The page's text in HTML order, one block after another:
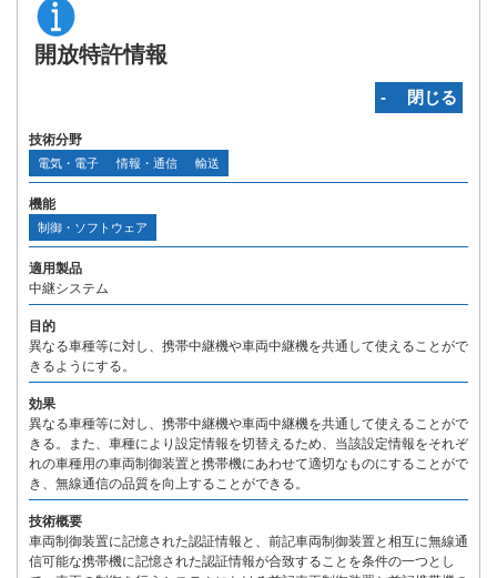
開放特許情報
‐ 閉じる
技術分野
電気・電子 情報・通信 輸送
機能
制御・ソフトウェア
適用製品
中継システム
目的
異なる車種等に対し、携帯中継機や車両中継機を共通して使えることがで
きるようにする。
効果
異なる車種等に対し、携帯中継機や車両中継機を共通して使えることがで
きる。また、車種により設定情報を切替えるため、当該設定情報をそれぞ
れの車種用の車両制御装置と携帯機にあわせて適切なものにすることがで
き、無線通信の品質を向上することができる。
技術概要
車両制御装置に記憶された認証情報と、前記車両制御装置と相互に無線通
信可能な携帯機に記憶された認証情報が合致することを条件の一つとし